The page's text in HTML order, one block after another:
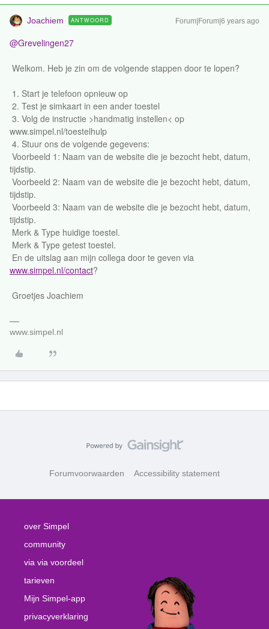
Joachiem ANTWOORD Forum|Forum|6 years ago
@Grevelingen27
Welkom. Heb je zin om de volgende stappen door te lopen?
1. Start je telefoon opnieuw op
2. Test je simkaart in een ander toestel
3. Volg de instructie >handmatig instellen< op
www.simpel.nl/toestelhulp
4. Stuur ons de volgende gegevens:
Voorbeeld 1: Naam van de website die je bezocht hebt, datum,
tijdstip.
Voorbeeld 2: Naam van de website die je bezocht hebt, datum,
tijdstip.
Voorbeeld 3: Naam van de website die je bezocht hebt, datum,
tijdstip.
Merk & Type huidige toestel.
Merk & Type getest toestel.
En de uitslag aan mijn collega door te geven via
www.simpel.nl/contact?
Groetjes Joachiem
www.simpel.nl
Forumvoorwaarden Accessibility statement
over Simpel
community
via via voordeel
tarieven
Mijn Simpel-app
privacyverklaring